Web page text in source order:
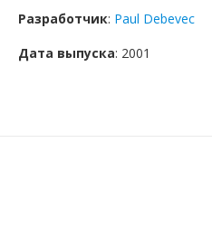
Разработчик: Paul Debevec
Дата выпуска: 2001